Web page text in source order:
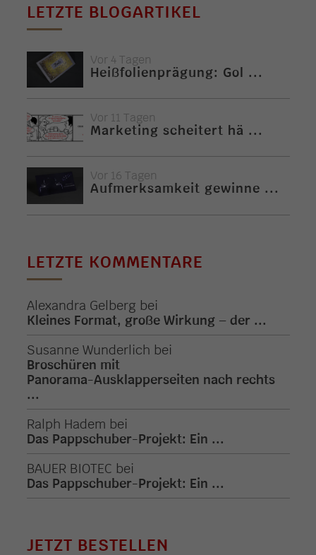
LETZTE BLOGARTIKEL
Vor 4 Tagen
Heißfolienprägung: Gol ...
Vor 11 Tagen
Marketing scheitert hä ...
Vor 16 Tagen
Aufmerksamkeit gewinne ...
LETZTE KOMMENTARE
Alexandra Gelberg bei
Kleines Format, große Wirkung – der ...
Susanne Wunderlich bei
Broschüren mit
Panorama-Ausklapperseiten nach rechts
...
Ralph Hadem bei
Das Pappschuber-Projekt: Ein ...
BAUER BIOTEC bei
Das Pappschuber-Projekt: Ein ...
JETZT BESTELLEN